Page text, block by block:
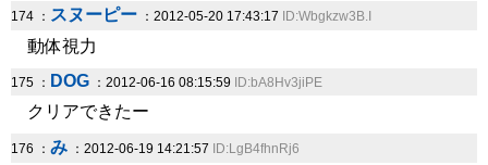
174 ： スヌーピー ：2012-05-20 17:43:17 ID:Wbgkzw3B.I
動体視力
175 ： DOG ：2012-06-16 08:15:59 ID:bA8Hv3jiPE
クリアできたー
176 ： み ：2012-06-19 14:21:57 ID:LgB4fhnRj6